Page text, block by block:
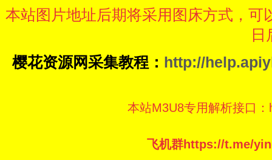
本站图片地址后期将采用图床方式，
日
樱花资源网采集教程： http://
本站M3U8专用解析接口
飞机群https://t.me/